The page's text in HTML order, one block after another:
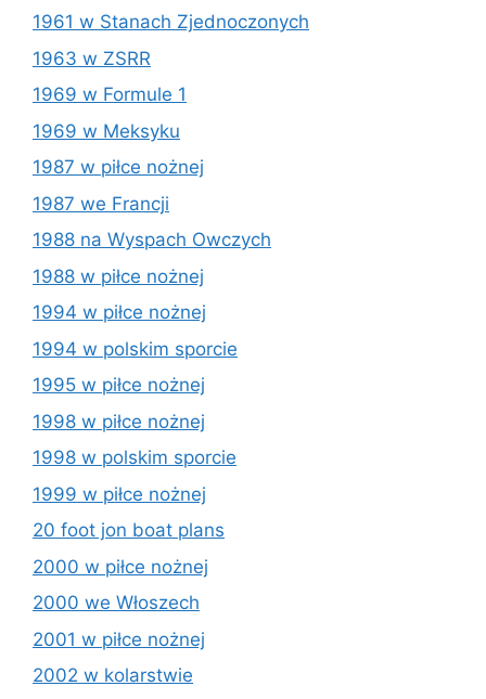
1961 w Stanach Zjednoczonych
1963 w ZSRR
1969 w Formule 1
1969 w Meksyku
1987 w piłce nożnej
1987 we Francji
1988 na Wyspach Owczych
1988 w piłce nożnej
1994 w piłce nożnej
1994 w polskim sporcie
1995 w piłce nożnej
1998 w piłce nożnej
1998 w polskim sporcie
1999 w piłce nożnej
20 foot jon boat plans
2000 w piłce nożnej
2000 we Włoszech
2001 w piłce nożnej
2002 w kolarstwie